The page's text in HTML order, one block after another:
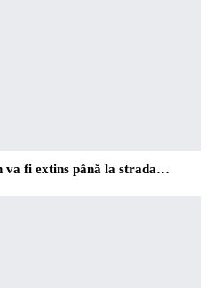
va fi extins până la strada…